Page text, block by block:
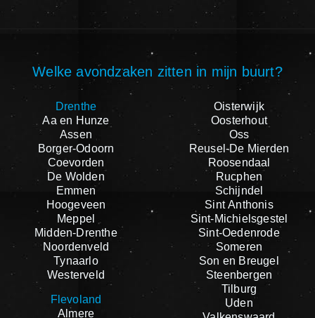
Welke avondzaken zitten in mijn buurt?
Drenthe
Aa en Hunze
Assen
Borger-Odoorn
Coevorden
De Wolden
Emmen
Hoogeveen
Meppel
Midden-Drenthe
Noordenveld
Tynaarlo
Westerveld
Flevoland
Almere
Oisterwijk
Oosterhout
Oss
Reusel-De Mierden
Roosendaal
Rucphen
Schijndel
Sint Anthonis
Sint-Michielsgestel
Sint-Oedenrode
Someren
Son en Breugel
Steenbergen
Tilburg
Uden